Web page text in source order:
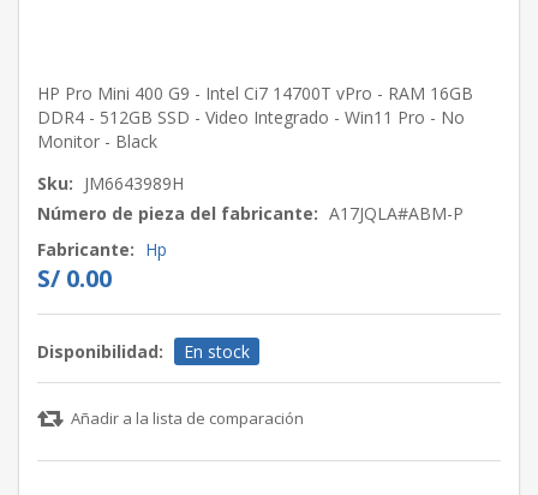
HP Pro Mini 400 G9 - Intel Ci7 14700T vPro - RAM 16GB
DDR4 - 512GB SSD - Video Integrado - Win11 Pro - No
Monitor - Black
Sku: JM6643989H
Número de pieza del fabricante: A17JQLA#ABM-P
Fabricante: Hp
S/ 0.00
Disponibilidad: En stock
Añadir a la lista de comparación